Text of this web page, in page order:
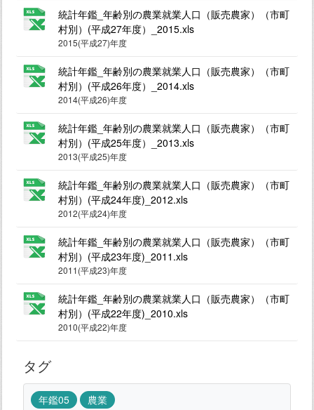
統計年鑑_年齢別の農業就業人口（販売農家）（市町
村別）(平成27年度）_2015.xls
2015(平成27)年度
統計年鑑_年齢別の農業就業人口（販売農家）（市町
村別）(平成26年度）_2014.xls
2014(平成26)年度
統計年鑑_年齢別の農業就業人口（販売農家）（市町
村別）(平成25年度）_2013.xls
2013(平成25)年度
統計年鑑_年齢別の農業就業人口（販売農家）（市町
村別）(平成24年度)_2012.xls
2012(平成24)年度
統計年鑑_年齢別の農業就業人口（販売農家）（市町
村別）(平成23年度)_2011.xls
2011(平成23)年度
統計年鑑_年齢別の農業就業人口（販売農家）（市町
村別）(平成22年度)_2010.xls
2010(平成22)年度
タグ
年鑑05 農業